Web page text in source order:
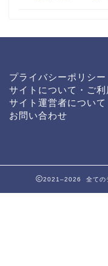
プライバシーポリシー
サイトについて・ご利
サイト運営者について
お問い合わせ
2021–2026 全ての